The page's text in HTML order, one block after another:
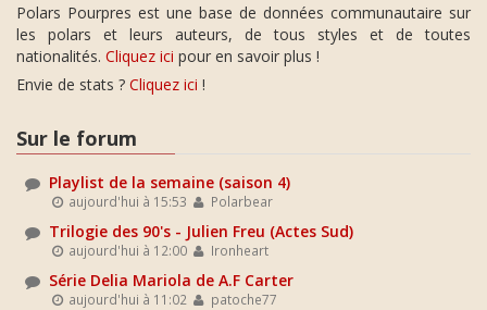
Polars Pourpres est une base de données communautaire sur
les polars et leurs auteurs, de tous styles et de toutes
nationalités. Cliquez ici pour en savoir plus !
Envie de stats ? Cliquez ici !
Sur le forum
Playlist de la semaine (saison 4)
aujourd'hui à 15:53 Polarbear
Trilogie des 90's - Julien Freu (Actes Sud)
aujourd'hui à 12:00 Ironheart
Série Delia Mariola de A.F Carter
aujourd'hui à 11:02 patoche77